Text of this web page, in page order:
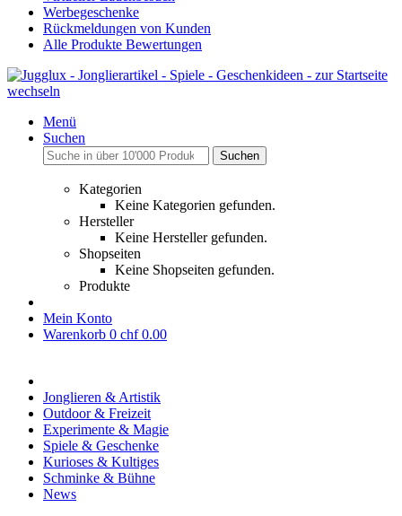
Werbegeschenke
Rückmeldungen von Kunden
Alle Produkte Bewertungen
Menü
Suchen
Suchen
Kategorien
Keine Kategorien gefunden.
Hersteller
Keine Hersteller gefunden.
Shopseiten
Keine Shopseiten gefunden.
Produkte
Mein Konto
Warenkorb 0 chf 0.00
Jonglieren & Artistik
Outdoor & Freizeit
Experimente & Magie
Spiele & Geschenke
Kurioses & Kultiges
Schminke & Bühne
News